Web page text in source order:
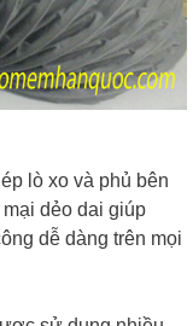
lò xo và phủ bên
dẻo dai giúp
dễ dàng trên mọi